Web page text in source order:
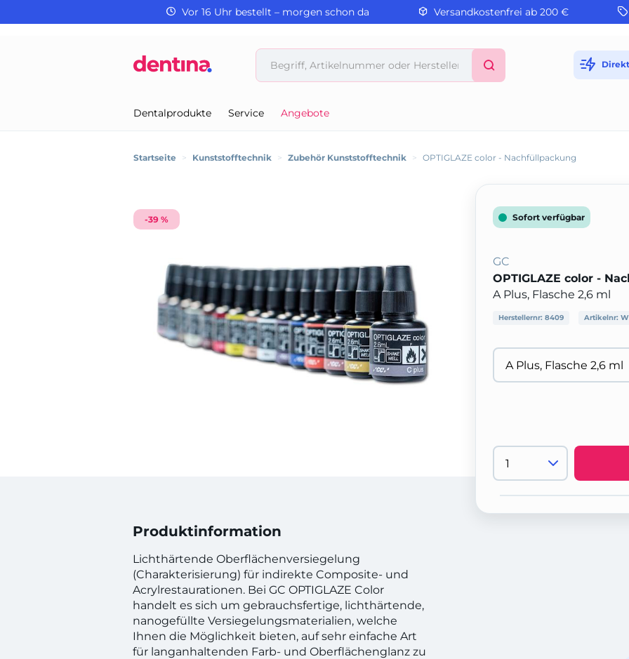
Vor 16 Uhr bestellt – morgen schon da Versandkostenfrei ab 200 €
Dentalprodukte Service Angebote
Startseite > Kunststofftechnik > Zubehör Kunststofftechnik > OPTIGLAZE color - Nachfüllpackung
-39 %
Produktinformation
Lichthärtende Oberflächenversiegelung
(Charakterisierung) für indirekte Composite- und
Acrylrestaurationen. Bei GC OPTIGLAZE Color
handelt es sich um gebrauchsfertige, lichthärtende,
nanogefüllte Versiegelungsmaterialien, welche
Ihnen die Möglichkeit bieten, auf sehr einfache Art
für langanhaltenden Farb- und Oberflächenglanz zu
Sofort verfügbar
GC
OPTIGLAZE color -
A Plus, Flasche 2,6 ml
Herstellernr: 8409 Artikelnr: